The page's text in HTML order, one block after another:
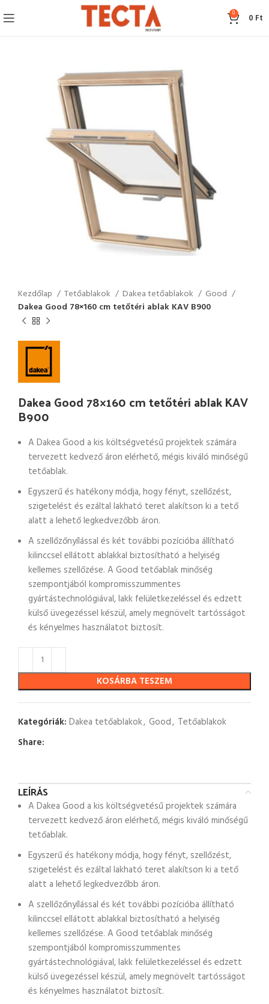
0 0 Ft
Kezdőlap Tetőablakok Dakea tetőablakok
Good
Dakea Good 78×160 cm tetőtéri ablak KAV B900
Dakea Good 78×160 cm tetőtéri ablak KAV
B900
A Dakea Good a kis költségvetésű projektek számára
tervezett kedvező áron elérhető, mégis kiváló minőségű
tetőablak.
Egyszerű és hatékony módja, hogy fényt, szellőzést,
szigetelést és ezáltal lakható teret alakítson ki a tető
alatt a lehető legkedvezőbb áron.
A szellőzőnyílással és két további pozícióba állítható
kilinccsel ellátott ablakkal biztosítható a helyiség
kellemes szellőzése. A Good tetőablak minőség
szempontjából kompromisszummentes
gyártástechnológiával, lakk felületkezeléssel és edzett
külső üvegezéssel készül, amely megnövelt tartósságot
és kényelmes használatot biztosít.
KOSÁRBA TESZEM
Kategóriák: Dakea tetőablakok, Good, Tetőablakok
Share:
LEÍRÁS
A Dakea Good a kis költségvetésű projektek számára
tervezett kedvező áron elérhető, mégis kiváló minőségű
tetőablak.
Egyszerű és hatékony módja, hogy fényt, szellőzést,
szigetelést és ezáltal lakható teret alakítson ki a tető
alatt a lehető legkedvezőbb áron.
A szellőzőnyílással és két további pozícióba állítható
kilinccsel ellátott ablakkal biztosítható a helyiség
kellemes szellőzése. A Good tetőablak minőség
szempontjából kompromisszummentes
gyártástechnológiával, lakk felületkezeléssel és edzett
külső üvegezéssel készül, amely megnövelt tartósságot
és kényelmes használatot biztosít.